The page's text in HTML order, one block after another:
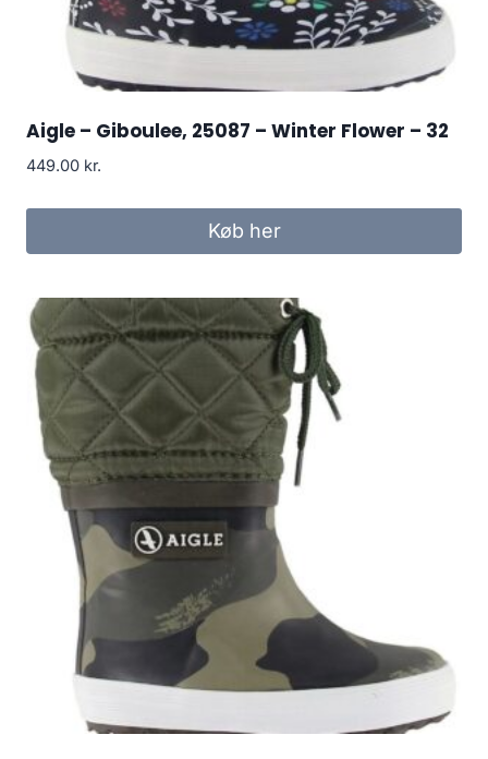
Aigle – Giboulee, 25087 – Winter Flower – 32
449.00 kr.
Køb her